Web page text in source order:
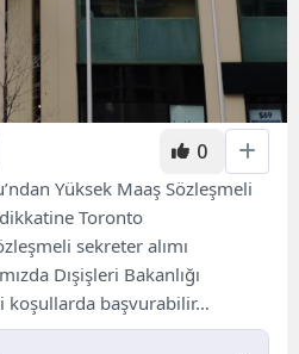
0
Yüksek Maaş Sözleşmeli
Toronto
sekreter alımı
Dışişleri Bakanlığı
koşullarda başvurabilir…